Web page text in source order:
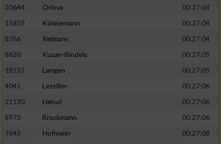
20644
Orlova
00:27:04
15807
Köhnemann
00:27:04
8766
Reimann
00:27:04
8630
Kusan-Bindels
00:27:05
18127
Langen
00:27:05
4041
Letellier
00:27:06
21130
Herud
00:27:06
8973
Brockmann
00:27:06
7643
Hofmeier
00:27:08